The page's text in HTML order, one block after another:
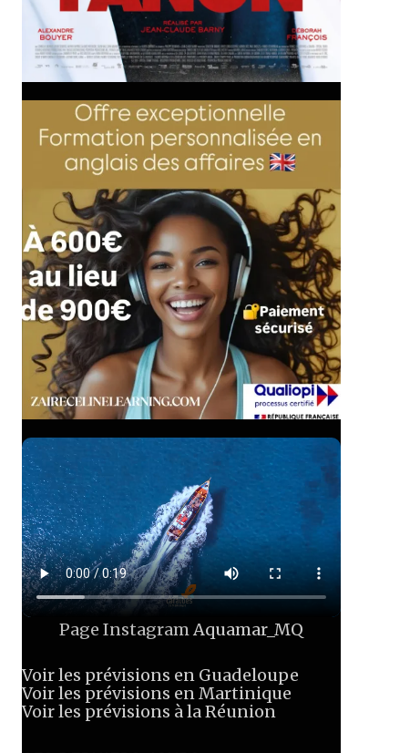
Page InstagramAquamar_MQ
Voir les prévisions en Guadeloupe
Voir les prévisions en Martinique
Voir les prévisions à la Réunion